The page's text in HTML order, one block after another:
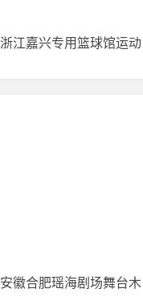
浙江嘉兴专用篮球馆运动
安徽合肥瑶海剧场舞台木